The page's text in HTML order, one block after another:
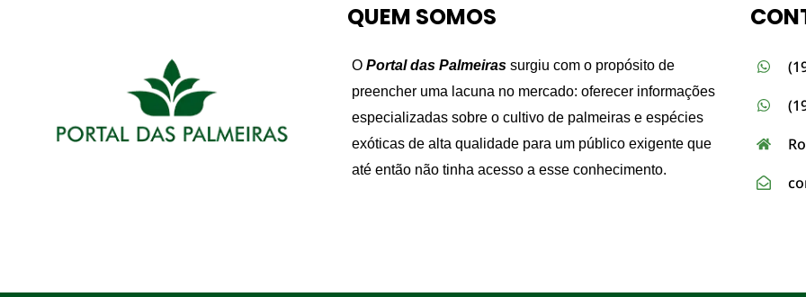
QUEM SOMOS
OPortal das Palmeirassurgiu com o propósito de
preencher uma lacuna no mercado: oferecer informações
especializadas sobre o cultivo de palmeiras e espécies
exóticas de alta qualidade para um público exigente que
até então não tinha acesso a esse conhecimento.